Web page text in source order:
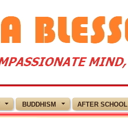
BUDDHISM AFTER SCHOOL